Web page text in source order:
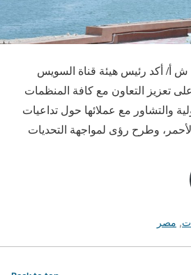
في 29 يناير/أ ش أ/ أكد رئيس هيئة قناة السويس
تعزيز التعاون مع كافة المنظمات
والتشاور مع عملائها حول تداعيات
وطرح رؤى لمواجهة التحديات
, مصر